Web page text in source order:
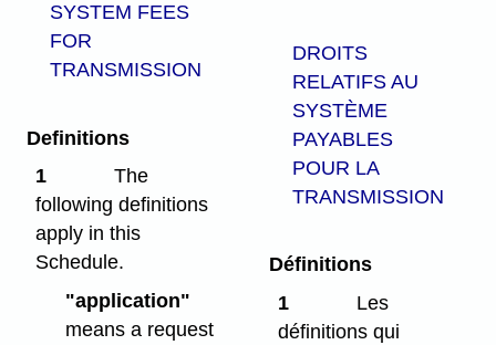
SYSTEM FEES
FOR
TRANSMISSION
Definitions
1
The
following definitions
apply in this
Schedule.
"application"
means a request
DROITS
RELATIFS AU
SYSTÈME
PAYABLES
POUR LA
TRANSMISSION
Définitions
1
Les
définitions qui